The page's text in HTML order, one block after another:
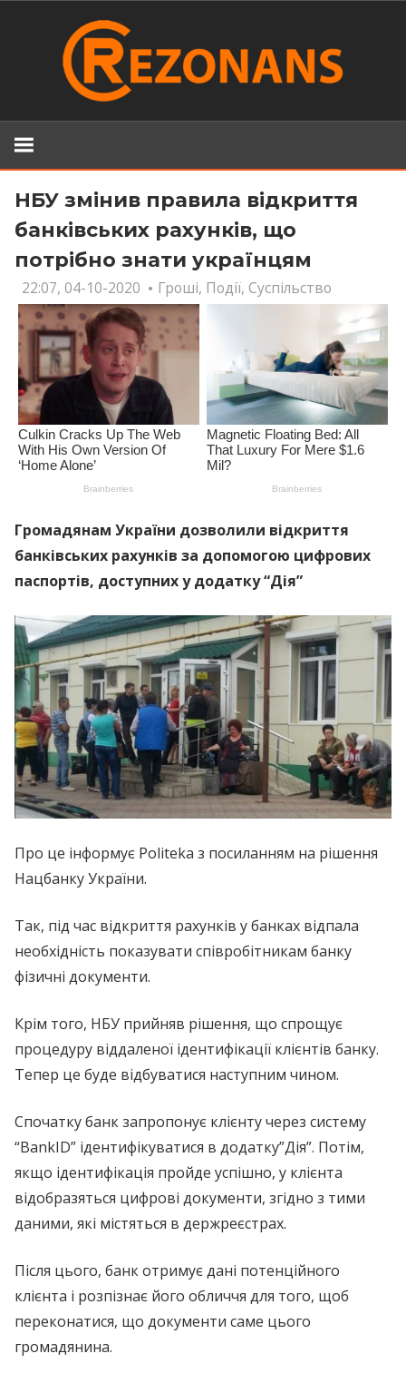
НБУ змінив правила відкриття
банківських рахунків, що
потрібно знати українцям
22:07, 04-10-2020 Гроші, Події, Суспільство
Громадянам України дозволили відкриття
банківських рахунків за допомогою цифрових
паспортів, доступних у додатку “Дія”
Про це інформує Politeka з посиланням на рішення
Нацбанку України.
Так, під час відкриття рахунків у банках відпала
необхідність показувати співробітникам банку
фізичні документи.
Крім того, НБУ прийняв рішення, що спрощує
процедуру віддаленої ідентифікації клієнтів банку.
Тепер це буде відбуватися наступним чином.
Спочатку банк запропонує клієнту через систему
“BankID” ідентифікуватися в додатку”Дія”. Потім,
якщо ідентифікація пройде успішно, у клієнта
відобразяться цифрові документи, згідно з тими
даними, які містяться в держреєстрах.
Після цього, банк отримує дані потенційного
клієнта і розпізнає його обличчя для того, щоб
переконатися, що документи саме цього
громадянина.